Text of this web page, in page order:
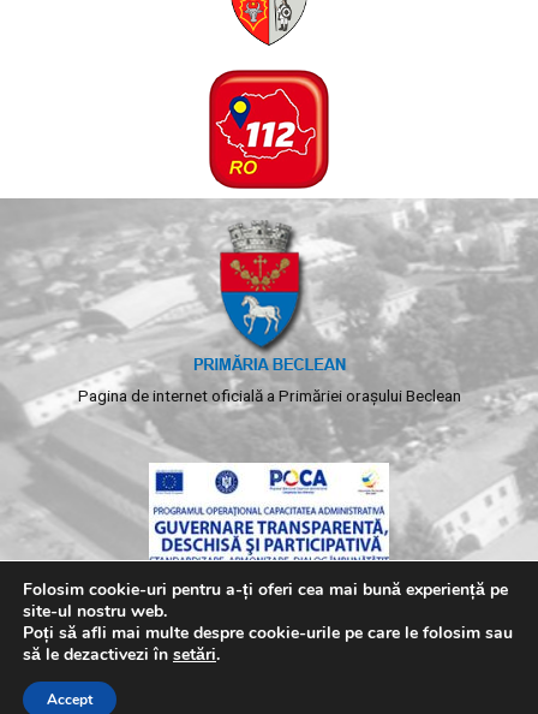
Pagina de internet oficială a Primăriei orașului Beclean
Copyright © 2026 Primaria Beclean. Toate drepturile
Folosim cookie-uri pentru a-ți oferi cea mai bună experiență pe
site-ul nostru web.
Poți să afli mai multe despre cookie-urile pe care le folosim sau
să le dezactivezi în setări.
Accept